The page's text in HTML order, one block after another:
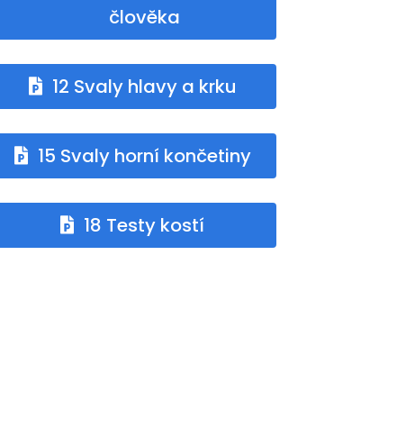
člověka
12 Svaly hlavy a krku
15 Svaly horní končetiny
18 Testy kostí